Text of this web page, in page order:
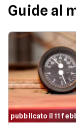
soluzione a
consente di
all'andamento
del mercato
naturale.
Guide al
pubblicato il 11